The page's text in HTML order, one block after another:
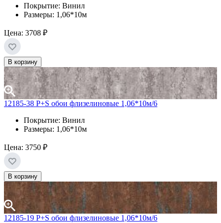
Покрытие: Винил
Размеры: 1,06*10м
Цена: 3708 ₽
В корзину
12185-38 P+S обои флизелиновые 1,06*10м/6
Покрытие: Винил
Размеры: 1,06*10м
Цена: 3750 ₽
В корзину
12185-19 P+S обои флизелиновые 1,06*10м/6